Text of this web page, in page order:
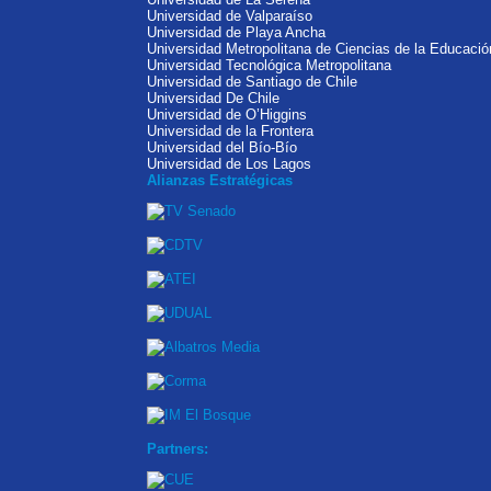
Universidad de Valparaíso
Universidad de Playa Ancha
Universidad Metropolitana de Ciencias de la
Universidad Tecnológica Metropolitana
Universidad de Santiago de Chile
Universidad De Chile
Universidad de O’Higgins
Universidad de la Frontera
Universidad del Bío-Bío
Universidad de Los Lagos
Alianzas Estratégicas
Partners: